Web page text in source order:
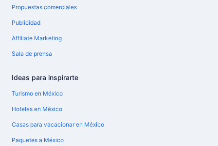
Propuestas comerciales
Publicidad
Affiliate Marketing
Sala de prensa
Ideas para inspirarte
Turismo en México
Hoteles en México
Casas para vacacionar en México
Paquetes a México